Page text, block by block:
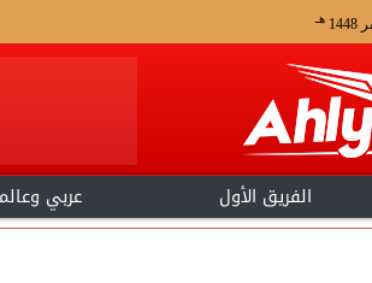
هـ
الفريق الأول عربي